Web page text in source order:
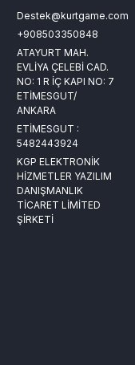
Destek@kurtgame.com
+908503350848
ATAYURT MAH.
EVLİYA ÇELEBİ CAD.
NO: 1 R İÇ KAPI NO: 7
ETİMESGUT/
ANKARA
ETİMESGUT :
5482443924
KGP ELEKTRONİK
HİZMETLER YAZILIM
DANIŞMANLIK
TİCARET LİMİTED
ŞİRKETİ